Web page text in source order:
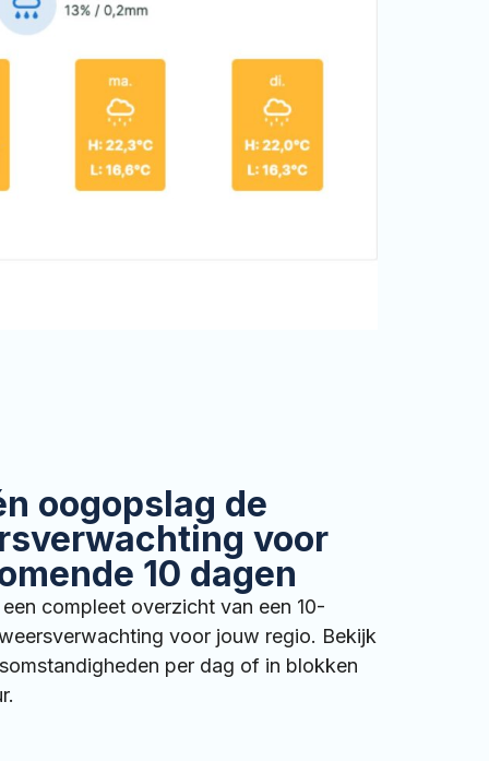
oogopslag de
voor
10 dagen
compleet overzicht van een 10-
voor jouw regio. Bekijk
per dag of in blokken